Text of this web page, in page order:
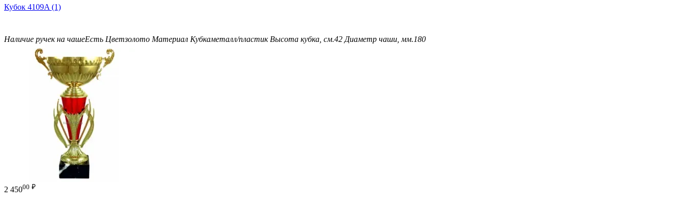
Кубок 4109A (1)
Наличие ручек на чашеЕсть Цветзолото Материал Кубкаметалл/пластик Высота кубка, см.42 Диаметр чаши, мм.180
2 45000 ₽